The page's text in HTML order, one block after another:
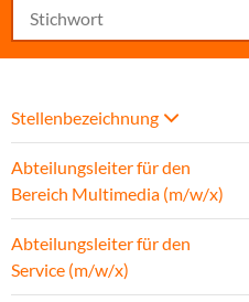
Stellenbezeichnung
Abteilungsleiter für den
Bereich Multimedia (m/w/x)
Abteilungsleiter für den
Service (m/w/x)